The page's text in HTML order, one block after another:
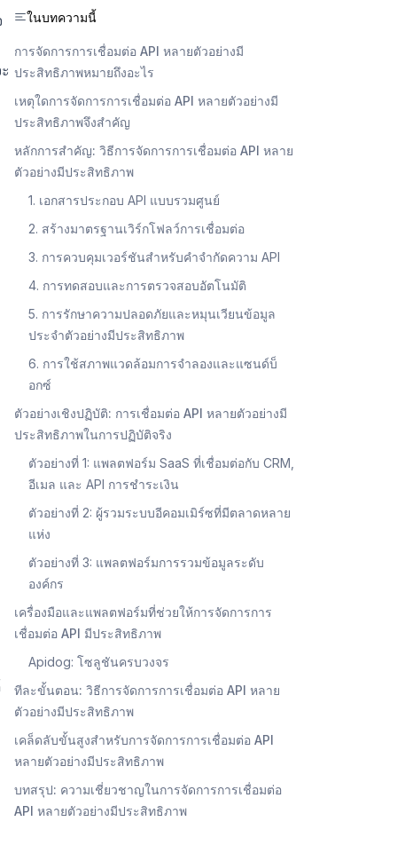
ในบทความนี้
การจัดการการเชื่อมต่อ API หลายตัวอย่างมี
ประสิทธิภาพหมายถึงอะไร
เหตุใดการจัดการการเชื่อมต่อ API หลายตัวอย่างมี
ประสิทธิภาพจึงสำคัญ
หลักการสำคัญ: วิธีการจัดการการเชื่อมต่อ API หลาย
ตัวอย่างมีประสิทธิภาพ
1. เอกสารประกอบ API แบบรวมศูนย์
2. สร้างมาตรฐานเวิร์กโฟลว์การเชื่อมต่อ
3. การควบคุมเวอร์ชันสำหรับคำจำกัดความ API
4. การทดสอบและการตรวจสอบอัตโนมัติ
5. การรักษาความปลอดภัยและหมุนเวียนข้อมูล
ประจำตัวอย่างมีประสิทธิภาพ
6. การใช้สภาพแวดล้อมการจำลองและแซนด์บ็
อกซ์
ตัวอย่างเชิงปฏิบัติ: การเชื่อมต่อ API หลายตัวอย่างมี
ประสิทธิภาพในการปฏิบัติจริง
ตัวอย่างที่ 1: แพลตฟอร์ม SaaS ที่เชื่อมต่อกับ CRM,
อีเมล และ API การชำระเงิน
ตัวอย่างที่ 2: ผู้รวมระบบอีคอมเมิร์ซที่มีตลาดหลาย
แห่ง
ตัวอย่างที่ 3: แพลตฟอร์มการรวมข้อมูลระดับ
องค์กร
เครื่องมือและแพลตฟอร์มที่ช่วยให้การจัดการการ
เชื่อมต่อ API มีประสิทธิภาพ
Apidog: โซลูชันครบวงจร
ทีละขั้นตอน: วิธีการจัดการการเชื่อมต่อ API หลาย
ตัวอย่างมีประสิทธิภาพ
เคล็ดลับขั้นสูงสำหรับการจัดการการเชื่อมต่อ API
หลายตัวอย่างมีประสิทธิภาพ
บทสรุป: ความเชี่ยวชาญในการจัดการการเชื่อมต่อ
API หลายตัวอย่างมีประสิทธิภาพ